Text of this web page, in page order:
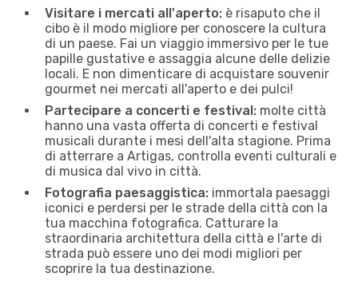
Visitare i mercati all'aperto: è risaputo che il
cibo è il modo migliore per conoscere la cultura
di un paese. Fai un viaggio immersivo per le tue
papille gustative e assaggia alcune delle delizie
locali. E non dimenticare di acquistare souvenir
gourmet nei mercati all'aperto e dei pulci!
Partecipare a concerti e festival: molte città
hanno una vasta offerta di concerti e festival
musicali durante i mesi dell'alta stagione. Prima
di atterrare a Artigas, controlla eventi culturali e
di musica dal vivo in città.
Fotografia paesaggistica: immortala paesaggi
iconici e perdersi per le strade della città con la
tua macchina fotografica. Catturare la
straordinaria architettura della città e l'arte di
strada può essere uno dei modi migliori per
scoprire la tua destinazione.